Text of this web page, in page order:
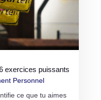
exercices puissants
Personnel
ce que tu aimes